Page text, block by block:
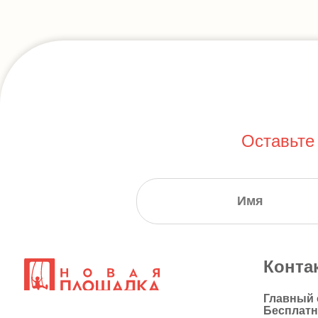
Главный